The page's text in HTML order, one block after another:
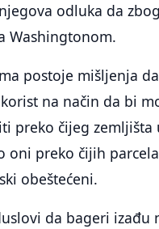
odluka da
Washingtonom.
postoje mišljenja
na način da bi
preko čijeg zemljišta
oni preko čijih
obeštećeni.
da bageri izađu